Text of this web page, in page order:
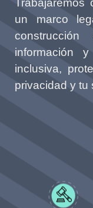
Trabajaremos
un marco
información
inclusiva,
privacidad y tu